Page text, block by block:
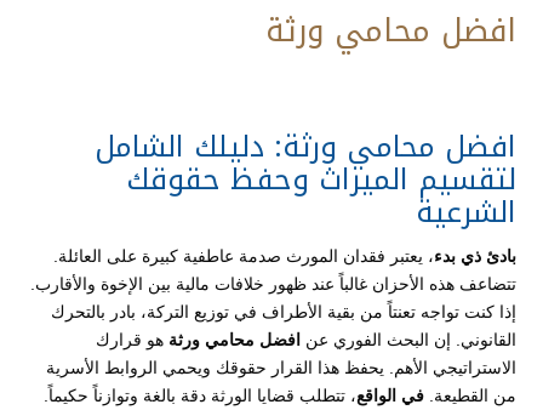
افضل محامي ورثة
افضل محامي ورثة: دليلك الشامل
لتقسيم الميراث وحفظ حقوقك
الشرعية
بادئ ذي بدء، يعتبر فقدان المورث صدمة عاطفية كبيرة على العائلة.
تتضاعف هذه الأحزان غالباً عند ظهور خلافات مالية بين الإخوة والأقارب.
إذا كنت تواجه تعنتاً من بقية الأطراف في توزيع التركة، بادر بالتحرك
القانوني. إن البحث الفوري عن افضل محامي ورثة هو قرارك
الاستراتيجي الأهم. يحفظ هذا القرار حقوقك ويحمي الروابط الأسرية
من القطيعة. في الواقع، تتطلب قضايا الورثة دقة بالغة وتوازناً حكيماً.